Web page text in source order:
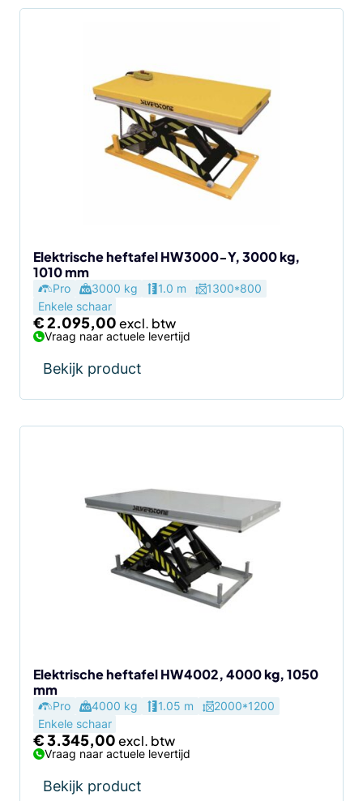
Elektrische heftafel HW3000-Y, 3000 kg,
1010 mm
Pro 3000 kg 1.0 m
1300*800
Enkele schaar
€2.095,00
Vraag naar actuele levertijd
Bekijk product
Elektrische heftafel HW4002, 4000 kg, 1050
mm
Pro 4000 kg 1.05 m
2000*1200
Enkele schaar
€3.345,00
Vraag naar actuele levertijd
Bekijk product